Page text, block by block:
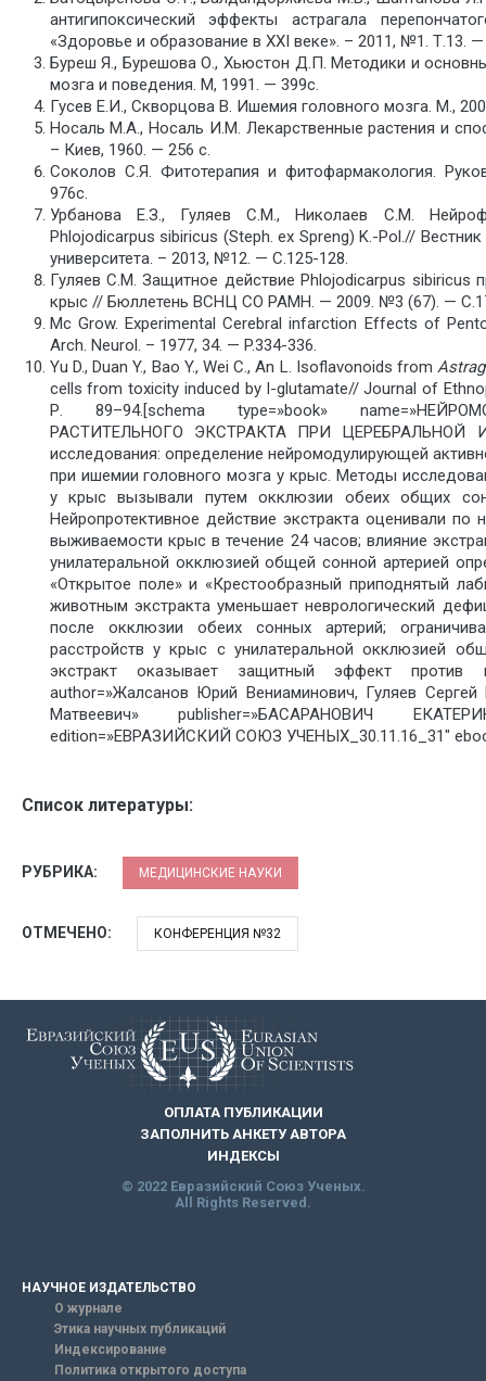
антигипоксический эффекты астрагала
«Здоровье и образование в XXI веке». – 2011, №1. Т.13.
Буреш Я., Бурешова О., Хьюстон Д.П. Методики и
мозга и поведения. М, 1991. — 399с.
Гусев Е.И., Скворцова В. Ишемия головного мозга. М.,
Носаль М.А., Носаль И.М. Лекарственные растения и
– Киев, 1960. — 256 с.
Соколов С.Я. Фитотерапия и фитофармакология.
976с.
Урбанова Е.З., Гуляев С.М., Николаев С.М.
Phlojodicarpus sibiricus (Steph. ex Spreng) K.-Pol.//
университета. – 2013, №12. — С.125-128.
Гуляев С.М. Защитное действие Phlojodicarpus sibiricus
крыс // Бюллетень ВСНЦ СО РАМН. — 2009. №3 (67). —
Mc Grow. Experimental Cerebral infarction Effects of
Arch. Neurol. – 1977, 34. — P.334-336.
Yu D., Duan Y., Bao Y., Wei C., An L. Isoflavonoids from
cells from toxicity induced by l-glutamate// Journal of
Р. 89–94.[schema type=»book»
РАСТИТЕЛЬНОГО ЭКСТРАКТА ПРИ ЦЕРЕБРАЛЬНОЙ
исследования: определение нейромодулирующей
при ишемии головного мозга у крыс. Методы
у крыс вызывали путем окклюзии обеих общих
Нейропротективное действие экстракта оценивали по
выживаемости крыс в течение 24 часов; влияние
унилатеральной окклюзией общей сонной артерией
«Открытое поле» и «Крестообразный приподнятый
животным экстракта уменьшает неврологический
после окклюзии обеих сонных артерий;
расстройств у крыс с унилатеральной окклюзией
экстракт оказывает защитный эффект против
author=»Жалсанов Юрий Вениаминович, Гуляев
Матвеевич» publisher=»БАСАРАНОВИЧ
edition=»ЕВРАЗИЙСКИЙ СОЮЗ УЧЕНЫХ_30.11.16_31″
Список литературы:
РУБРИКА: МЕДИЦИНСКИЕ НАУКИ
ОТМЕЧЕНО: КОНФЕРЕНЦИЯ №32
ОПЛАТА ПУБЛИКАЦИИ
ЗАПОЛНИТЬ АНКЕТУ АВТОРА
ИНДЕКСЫ
© 2022 Евразийский Союз Ученых.
All Rights Reserved.
НАУЧНОЕ ИЗДАТЕЛЬСТВО
О журнале
Этика научных публикаций
Индексирование
Политика открытого доступа